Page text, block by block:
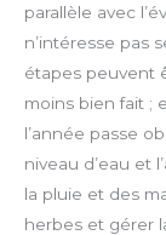
parallèle avec
n’intéresse pas
étapes peuvent
moins bien fait ;
l’année passe
niveau d’eau et
la pluie et des
herbes et gérer